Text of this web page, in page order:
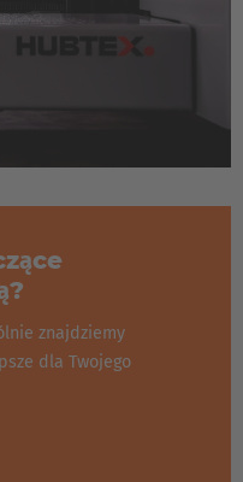
znajdziemy
dla Twojego